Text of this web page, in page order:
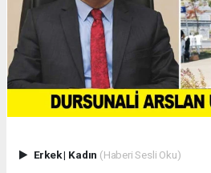
Erkek| Kadın (Haberi Sesli Oku)